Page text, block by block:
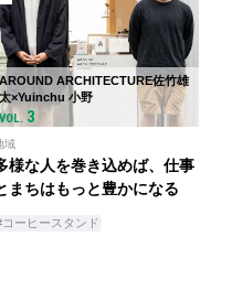
AROUND ARCHITECTURE佐竹雄
太×Yuinchu 小野
VOL. 3
域
様な人を巻き込めば、仕事
まちはもっと豊かになる
コーヒースタンド